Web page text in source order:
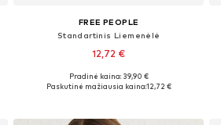
FREE PEOPLE
Standartinis Liemenėlė
12,72 €
Galimi dydžiai: 70
Pradinė kaina: 39,90 €
Paskutinė mažiausia kaina:12,72 €